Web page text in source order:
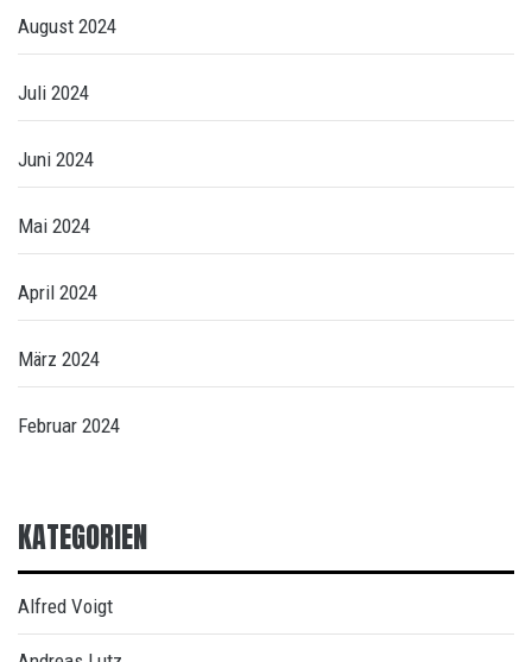
August 2024
Juli 2024
Juni 2024
Mai 2024
April 2024
März 2024
Februar 2024
KATEGORIEN
Alfred Voigt